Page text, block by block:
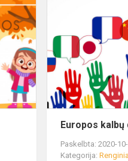
Europos kalbų
Paskelbta: 2020-
Kategorija: